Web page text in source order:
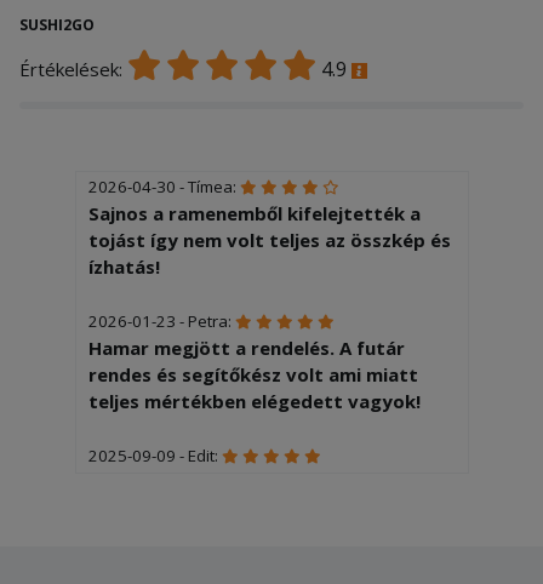
SUSHI2GO
Értékelések: 4.9
2026-04-30 - Tímea:
Sajnos a ramenemből kifelejtették a
tojást így nem volt teljes az összkép és
ízhatás!
2026-01-23 - Petra:
Hamar megjött a rendelés. A futár
rendes és segítőkész volt ami miatt
teljes mértékben elégedett vagyok!
2025-09-09 - Edit: